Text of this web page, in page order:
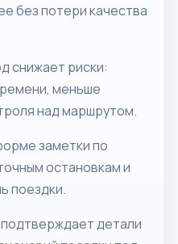
без потери качества
снижает риски:
меньше
над маршрутом.
заметки по
остановкам и
поездки.
детали